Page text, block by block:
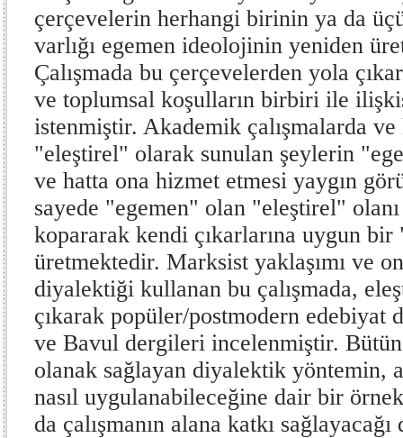
çerçevelerin herhangi birinin ya da
varlığı egemen ideolojinin yeniden
Çalışmada bu çerçevelerden yola
ve toplumsal koşulların birbiri ile
istenmiştir. Akademik çalışmalarda
"eleştirel" olarak sunulan şeylerin
ve hatta ona hizmet etmesi yaygın
sayede "egemen" olan "eleştirel" olanı
kopararak kendi çıkarlarına uygun
üretmektedir. Marksist yaklaşımı ve
diyalektiği kullanan bu çalışmada,
çıkarak popüler/postmodern edebiyat
ve Bavul dergileri incelenmiştir.
olanak sağlayan diyalektik yöntemin,
nasıl uygulanabileceğine dair bir
da çalışmanın alana katkı